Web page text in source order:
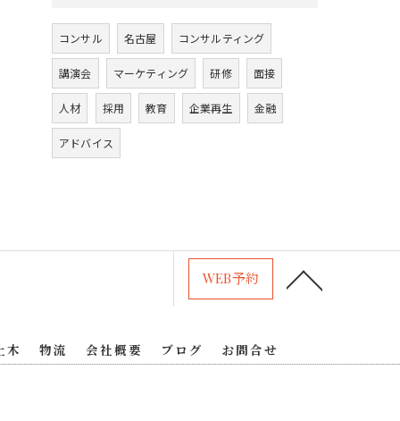
コンサル 名古屋 コンサルティング
講演会 マーケティング 研修 面接
人材 採用 教育 企業再生 金融
アドバイス
WEB予約
木 物流 会社概要 ブログ
お問合せ